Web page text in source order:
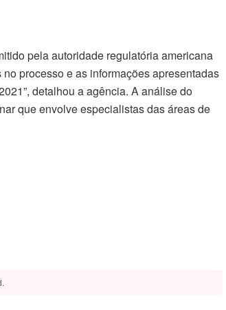
pela autoridade regulatória americana
processo e as informações apresentadas
detalhou a agência. A análise do
que envolve especialistas das áreas de